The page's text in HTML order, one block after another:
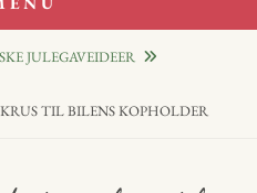
JULEGAVEIDEER
TIL BILENS KOPHOLDER